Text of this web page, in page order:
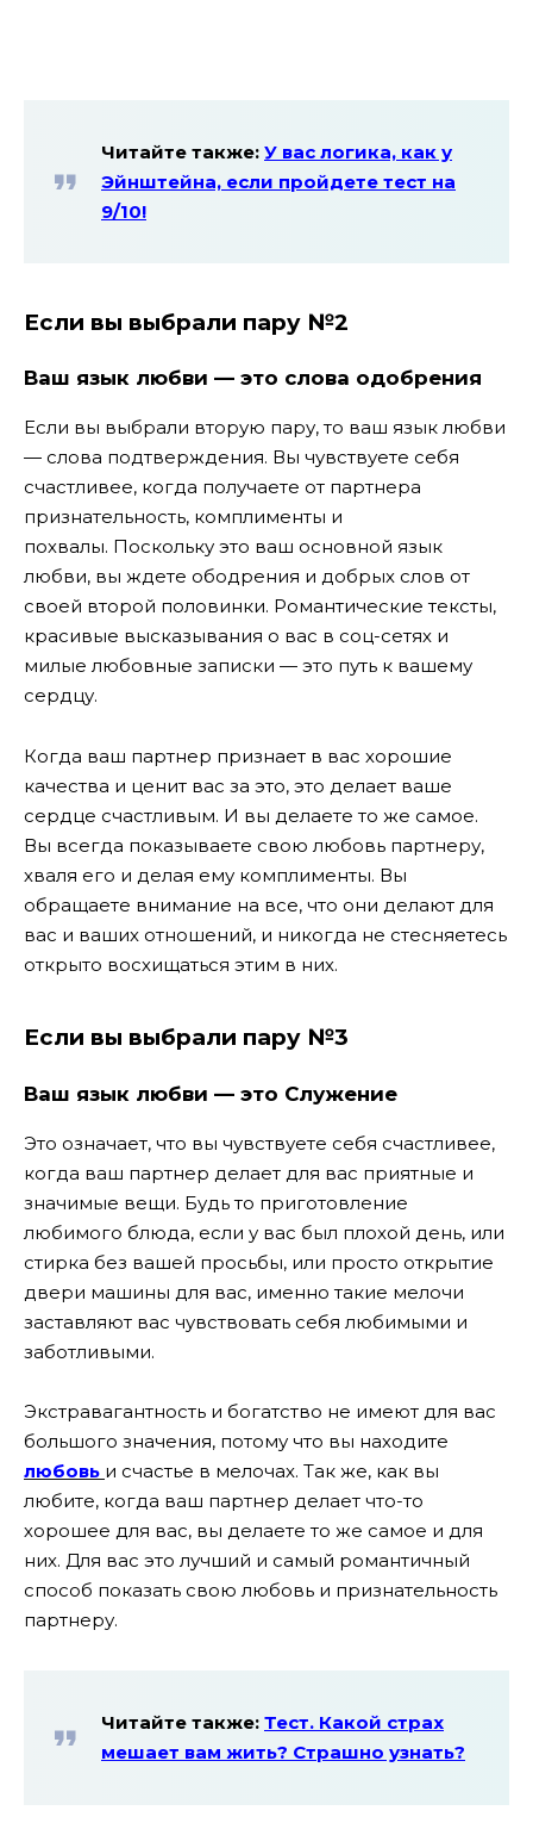
Читайте также: У вас логика, как у
Эйнштейна, если пройдете тест на
9/10!
Если вы выбрали пару №2
Ваш язык любви — это слова одобрения
Если вы выбрали вторую пару, то ваш язык любви
— слова подтверждения. Вы чувствуете себя
счастливее, когда получаете от партнера
признательность, комплименты и
похвалы. Поскольку это ваш основной язык
любви, вы ждете ободрения и добрых слов от
своей второй половинки. Романтические тексты,
красивые высказывания о вас в соц-сетях и
милые любовные записки — это путь к вашему
сердцу.
Когда ваш партнер признает в вас хорошие
качества и ценит вас за это, это делает ваше
сердце счастливым. И вы делаете то же самое.
Вы всегда показываете свою любовь партнеру,
хваля его и делая ему комплименты. Вы
обращаете внимание на все, что они делают для
вас и ваших отношений, и никогда не стесняетесь
открыто восхищаться этим в них.
Если вы выбрали пару №3
Ваш язык любви — это Служение
Это означает, что вы чувствуете себя счастливее,
когда ваш партнер делает для вас приятные и
значимые вещи. Будь то приготовление
любимого блюда, если у вас был плохой день, или
стирка без вашей просьбы, или просто открытие
двери машины для вас, именно такие мелочи
заставляют вас чувствовать себя любимыми и
заботливыми.
Экстравагантность и богатство не имеют для вас
большого значения, потому что вы находите
любовь и счастье в мелочах. Так же, как вы
любите, когда ваш партнер делает что-то
хорошее для вас, вы делаете то же самое и для
них. Для вас это лучший и самый романтичный
способ показать свою любовь и признательность
партнеру.
Читайте также: Тест. Какой страх
мешает вам жить? Страшно узнать?